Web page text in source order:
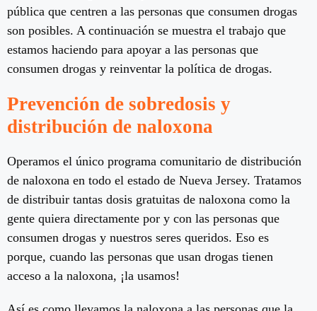
pública que centren a las personas que consumen drogas
son posibles. A continuación se muestra el trabajo que
estamos haciendo para apoyar a las personas que
consumen drogas y reinventar la política de drogas.
Prevención de sobredosis y
distribución de naloxona
Operamos el único programa comunitario de distribución
de naloxona en todo el estado de Nueva Jersey. Tratamos
de distribuir tantas dosis gratuitas de naloxona como la
gente quiera directamente por y con las personas que
consumen drogas y nuestros seres queridos. Eso es
porque, cuando las personas que usan drogas tienen
acceso a la naloxona, ¡la usamos!